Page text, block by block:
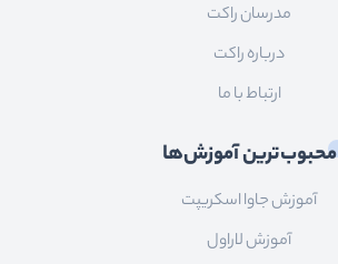
مدرسان راکت
درباره راکت
ارتباط با ما
محبوب‌ترین آموزش‌ها
آموزش جاوا اسکریپت
آموزش لاراول